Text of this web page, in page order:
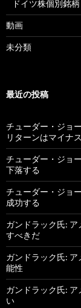
ドイツ株個別銘柄
動画
未分類
最近の投稿
チューダー・ジョ
リターンはマイナ
チューダー・ジョ
下落する
チューダー・ジョ
成功する
ガンドラック氏:
すべきだ
ガンドラック氏:
能性
ガンドラック氏:
い